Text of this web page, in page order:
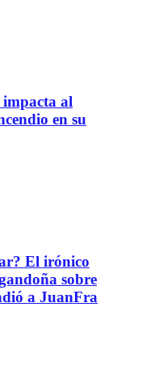
al
en su
El irónico
sobre
a JuanFra